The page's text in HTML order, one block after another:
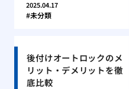
2025.04.17
未分類
後付けオートロックのメ
リット・デメリットを徹
底比較